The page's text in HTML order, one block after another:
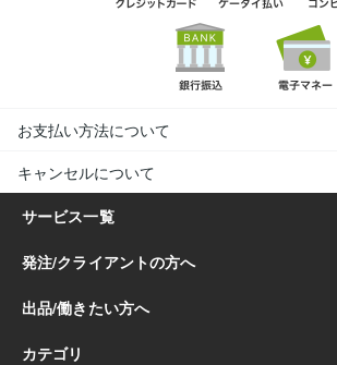
お支払い方法について
キャンセルについて